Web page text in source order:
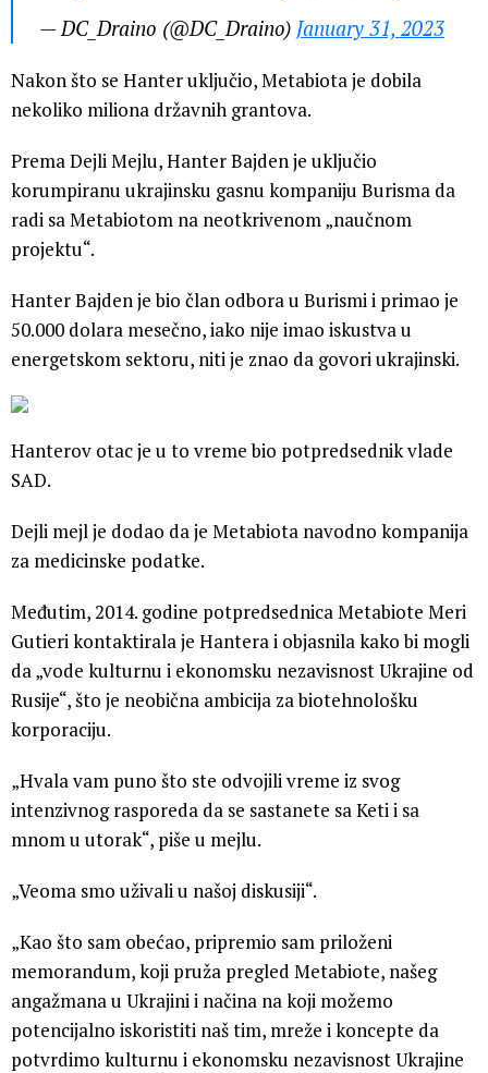
— DC_Draino (@DC_Draino) January 31, 2023
Nakon što se Hanter uključio, Metabiota je dobila
nekoliko miliona državnih grantova.
Prema Dejli Mejlu, Hanter Bajden je uključio
korumpiranu ukrajinsku gasnu kompaniju Burisma da
radi sa Metabiotom na neotkrivenom „naučnom
projektu“.
Hanter Bajden je bio član odbora u Burismi i primao je
50.000 dolara mesečno, iako nije imao iskustva u
energetskom sektoru, niti je znao da govori ukrajinski.
Hanterov otac je u to vreme bio potpredsednik vlade
SAD.
Dejli mejl je dodao da je Metabiota navodno kompanija
za medicinske podatke.
Međutim, 2014. godine potpredsednica Metabiote Meri
Gutieri kontaktirala je Hantera i objasnila kako bi mogli
da „vode kulturnu i ekonomsku nezavisnost Ukrajine od
Rusije“, što je neobična ambicija za biotehnološku
korporaciju.
„Hvala vam puno što ste odvojili vreme iz svog
intenzivnog rasporeda da se sastanete sa Keti i sa
mnom u utorak“, piše u mejlu.
„Veoma smo uživali u našoj diskusiji“.
„Kao što sam obećao, pripremio sam priloženi
memorandum, koji pruža pregled Metabiote, našeg
angažmana u Ukrajini i načina na koji možemo
potencijalno iskoristiti naš tim, mreže i koncepte da
potvrdimo kulturnu i ekonomsku nezavisnost Ukrajine